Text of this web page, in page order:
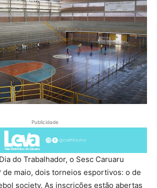
Publicidade
do Trabalhador, o Sesc Caruaru
de maio, dois torneios esportivos: o de
society. As inscrições estão abertas